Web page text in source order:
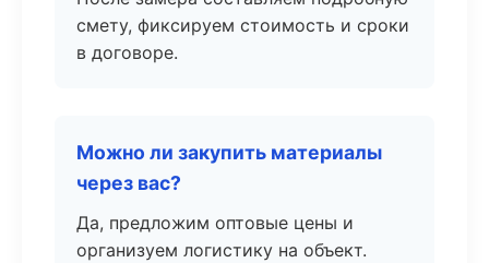
смету, фиксируем стоимость и сроки
в договоре.
Можно ли закупить материалы
через вас?
Да, предложим оптовые цены и
организуем логистику на объект.